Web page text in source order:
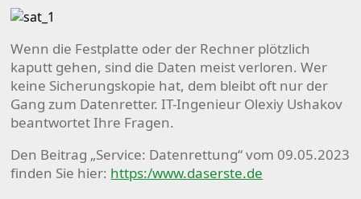
Wenn die Festplatte oder der Rechner plötzlich
kaputt gehen, sind die Daten meist verloren. Wer
keine Sicherungskopie hat, dem bleibt oft nur der
Gang zum Datenretter. IT-Ingenieur Olexiy Ushakov
beantwortet Ihre Fragen.
Den Beitrag „Service: Datenrettung“ vom 09.05.2023
finden Sie hier: https:/www.daserste.de